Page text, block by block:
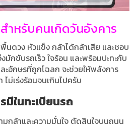
ำหรับคนเกิดวันอังคาร
นดวง หัวแข็ง กล้าได้กล้าเสีย และชอบ
มักขับรถเร็ว ใจร้อน และพร้อมปะทะกับ
ะอักษรที่ถูกโฉลก จะช่วยให้พลังการ
ม่เร่งร้อนจนเกินไปครับ
มีในทะเบียนรถ
กล้าและความมั่นใจ ตัดสินใจบนถนน